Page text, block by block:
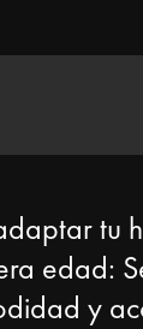
tu
edad:
y